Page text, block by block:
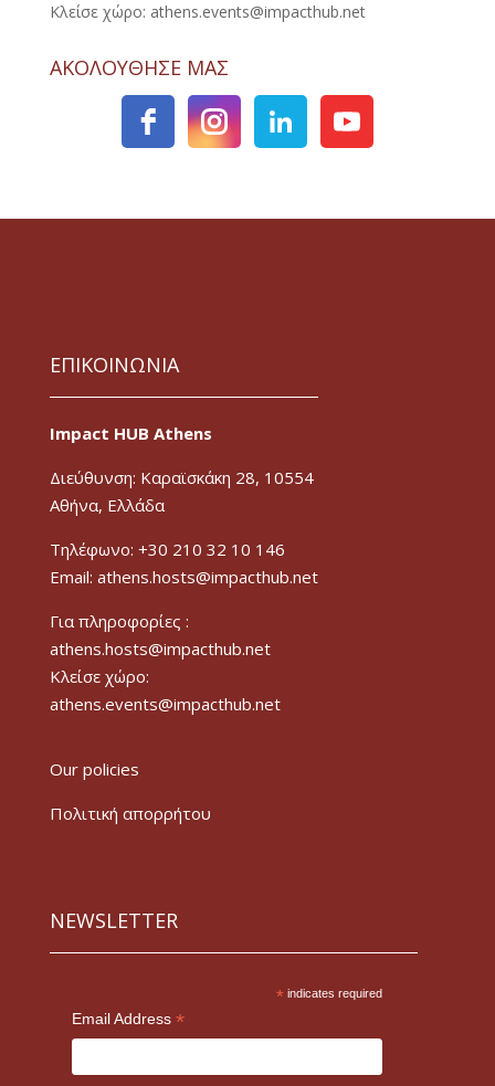
Κλείσε χώρο: athens.events@impacthub.net
ΑΚΟΛΟΥΘΗΣΕ ΜΑΣ
ΕΠΙΚΟΙΝΩΝΙΑ
Impact HUB Athens
Διεύθυνση: Καραϊσκάκη 28, 10554
Αθήνα, Ελλάδα
Τηλέφωνο: +30 210 32 10 146
Email: athens.hosts@impacthub.net
Για πληροφορίες :
athens.hosts@impacthub.net
Κλείσε χώρο:
athens.events@impacthub.net
Our policies
Πολιτική απορρήτου
NEWSLETTER
* indicates required
Email Address *